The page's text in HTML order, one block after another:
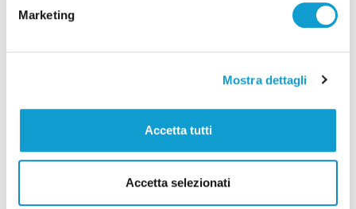
Marketing
Mostra dettagli
Accetta tutti
Accetta selezionati